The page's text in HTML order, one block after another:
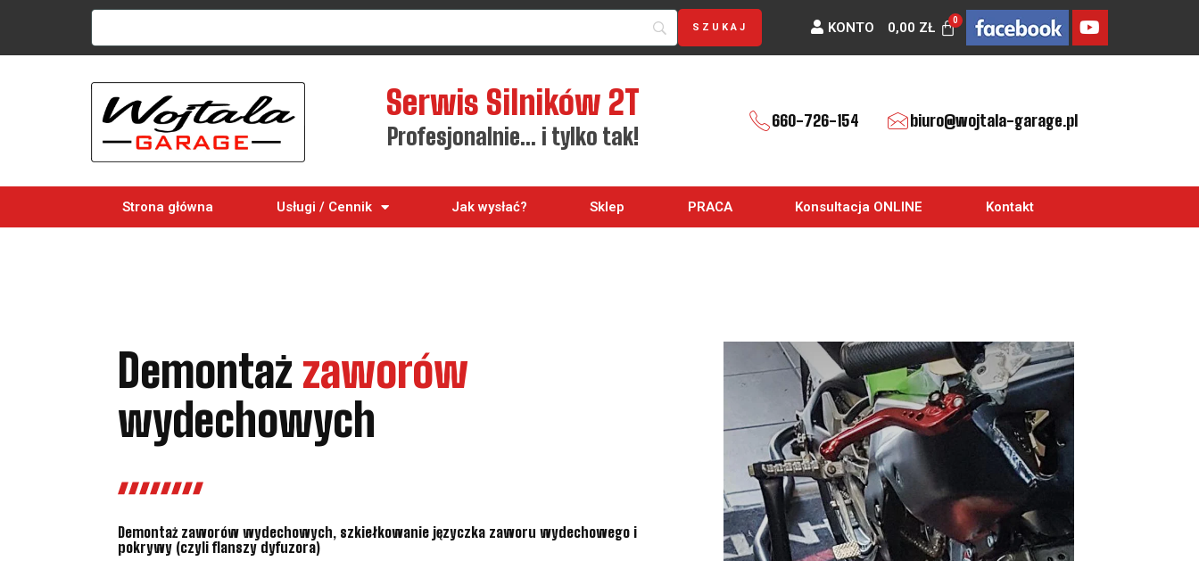
KONTO 0,00 ZŁ
Serwis Silników 2T
Profesjonalnie… i tylko tak!
660-726-154 biuro@wojtala-garage.pl
Strona główna Usługi / Cennik Jak wysłać? Sklep PRACA Konsultacja ONLINE Kontakt
Demontaż zaworów
wydechowych
Demontaż zaworów wydechowych, szkiełkowanie języczka zaworu wydechowego i
pokrywy (czyli flanszy dyfuzora)